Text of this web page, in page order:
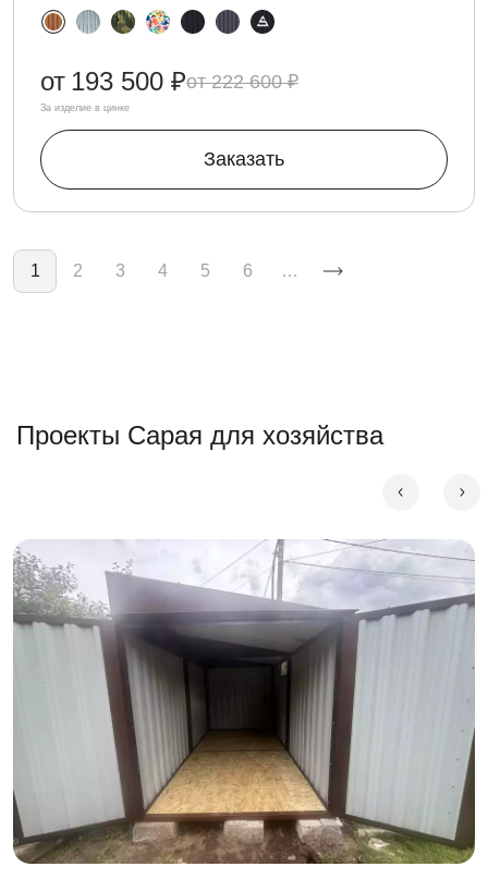
222 600 ₽
от 193 500 ₽
За изделие в цинке
Заказать
Нумерация страниц
1 2 3 4 5 6 …
Проекты Сарая для хозяйства